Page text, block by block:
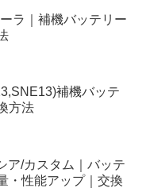
ラ｜補機バッテリー
補機バッテ
方法
ア/カスタム｜バッテ
・性能アップ｜交換